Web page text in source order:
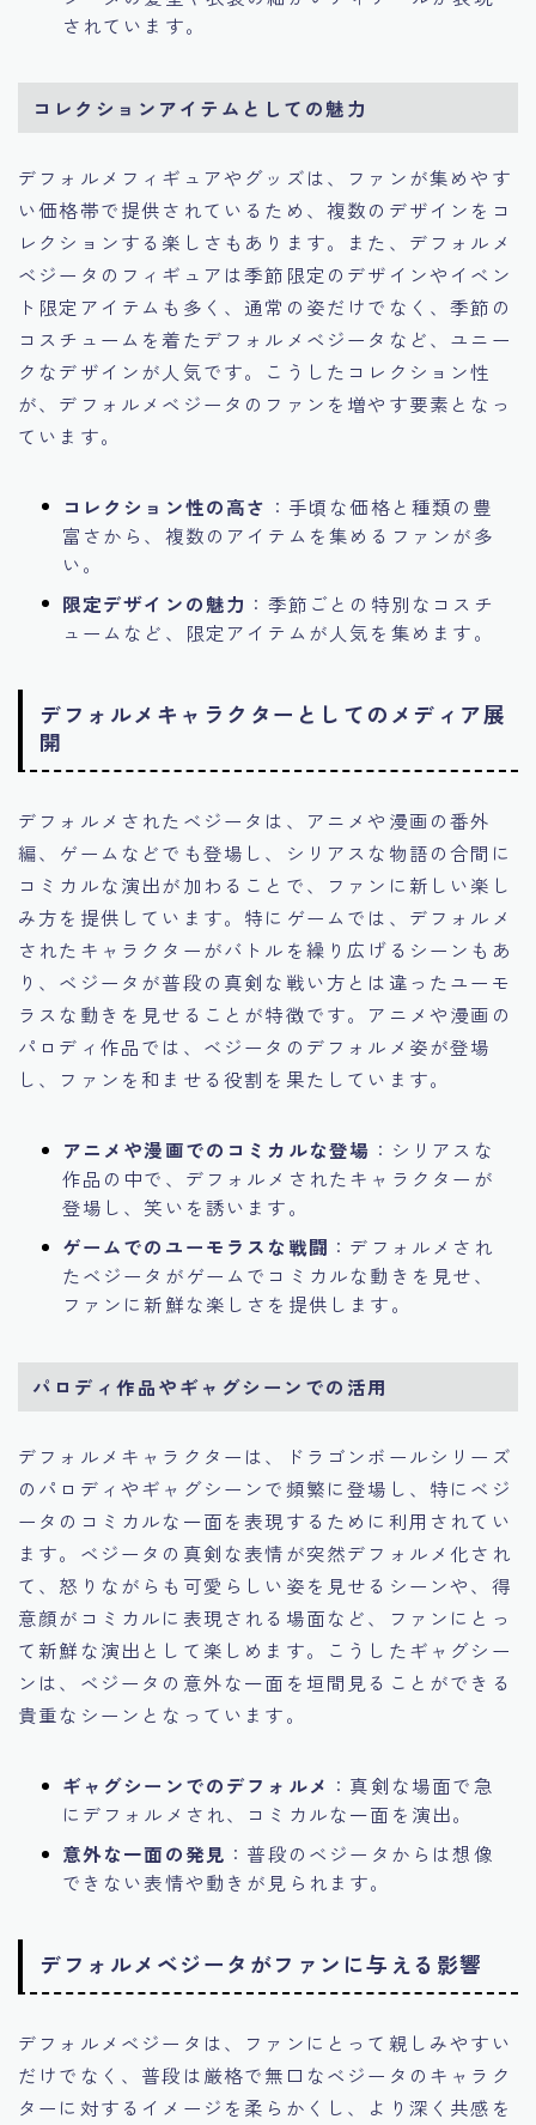
されています。
コレクションアイテムとしての魅力
デフォルメフィギュアやグッズは、ファンが集めやす
い価格帯で提供されているため、複数のデザインをコ
レクションする楽しさもあります。また、デフォルメ
ベジータのフィギュアは季節限定のデザインやイベン
ト限定アイテムも多く、通常の姿だけでなく、季節の
コスチュームを着たデフォルメベジータなど、ユニー
クなデザインが人気です。こうしたコレクション性
が、デフォルメベジータのファンを増やす要素となっ
ています。
コレクション性の高さ ：手頃な価格と種類の豊
富さから、複数のアイテムを集めるファンが多
い。
限定デザインの魅力 ：季節ごとの特別なコスチ
ュームなど、限定アイテムが人気を集めます。
デフォルメキャラクターとしてのメディア展
開
デフォルメされたベジータは、アニメや漫画の番外
編、ゲームなどでも登場し、シリアスな物語の合間に
コミカルな演出が加わることで、ファンに新しい楽し
み方を提供しています。特にゲームでは、デフォルメ
されたキャラクターがバトルを繰り広げるシーンもあ
り、ベジータが普段の真剣な戦い方とは違ったユーモ
ラスな動きを見せることが特徴です。アニメや漫画の
パロディ作品では、ベジータのデフォルメ姿が登場
し、ファンを和ませる役割を果たしています。
アニメや漫画でのコミカルな登場 ：シリアスな
作品の中で、デフォルメされたキャラクターが
登場し、笑いを誘います。
ゲームでのユーモラスな戦闘 ：デフォルメされ
たベジータがゲームでコミカルな動きを見せ、
ファンに新鮮な楽しさを提供します。
パロディ作品やギャグシーンでの活用
デフォルメキャラクターは、ドラゴンボールシリーズ
のパロディやギャグシーンで頻繁に登場し、特にベジ
ータのコミカルな一面を表現するために利用されてい
ます。ベジータの真剣な表情が突然デフォルメ化され
て、怒りながらも可愛らしい姿を見せるシーンや、得
意顔がコミカルに表現される場面など、ファンにとっ
て新鮮な演出として楽しめます。こうしたギャグシー
ンは、ベジータの意外な一面を垣間見ることができる
貴重なシーンとなっています。
ギャグシーンでのデフォルメ ：真剣な場面で急
にデフォルメされ、コミカルな一面を演出。
意外な一面の発見 ：普段のベジータからは想像
できない表情や動きが見られます。
デフォルメベジータがファンに与える影響
デフォルメベジータは、ファンにとって親しみやすい
だけでなく、普段は厳格で無口なベジータのキャラク
ターに対するイメージを柔らかくし、より深く共感を